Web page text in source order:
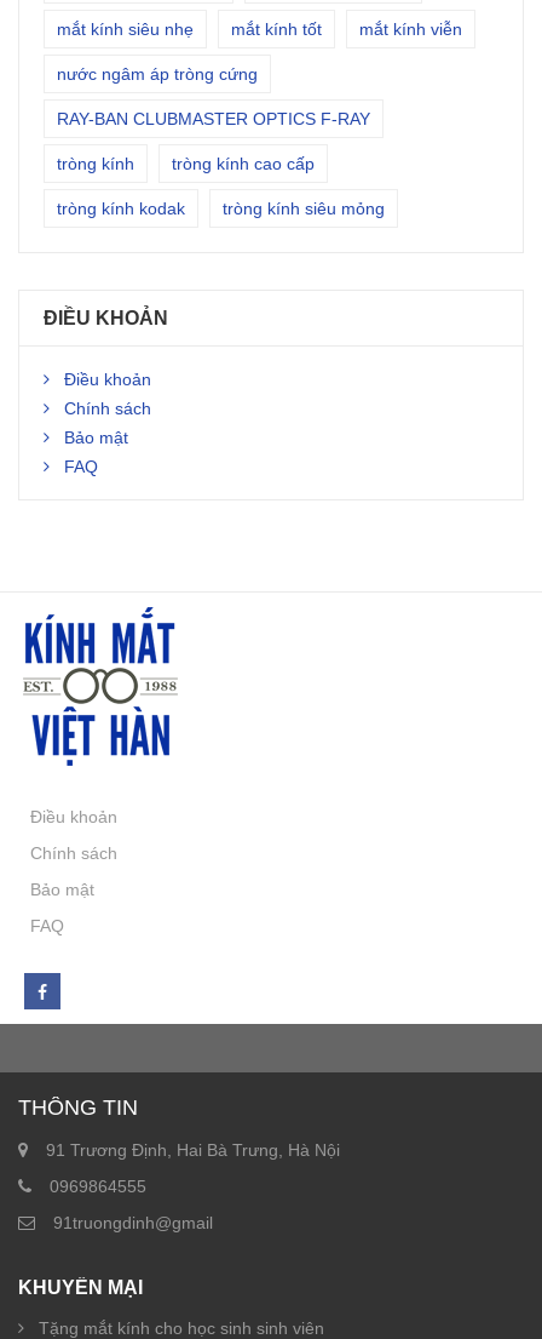
mắt kính siêu nhẹ mắt kính tốt mắt kính viễn
nước ngâm áp tròng cứng
RAY-BAN CLUBMASTER OPTICS F-RAY
tròng kính tròng kính cao cấp
tròng kính kodak tròng kính siêu mỏng
ĐIỀU KHOẢN
Điều khoản
Chính sách
Bảo mật
FAQ
Điều khoản
Chính sách
Bảo mật
FAQ
THÔNG TIN
91 Trương Định, Hai Bà Trưng, Hà Nội
0969864555
91truongdinh@gmail
KHUYẾN MẠI
Tặng mắt kính cho học sinh sinh viên